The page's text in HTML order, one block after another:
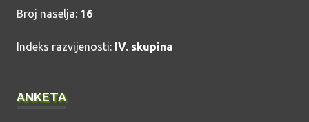
Broj naselja: 16
Indeks razvijenosti: IV. skupina
ANKETA